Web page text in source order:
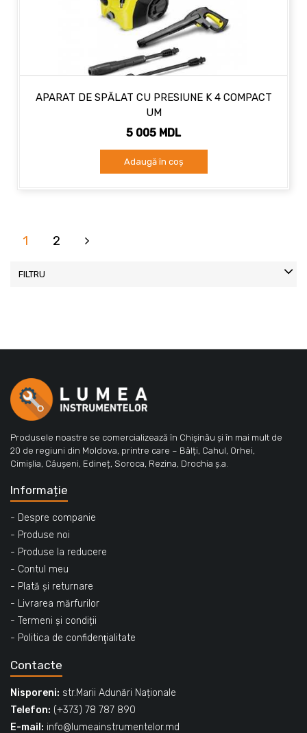
APARAT DE SPĂLAT CU PRESIUNE K 4 COMPACT
UM
5 005 MDL
Adaugă în coș
1 2
FILTRU
Produsele noastre se comercializează în Chișinău și în mai mult de
20 de regiuni din Moldova, printre care – Bălți, Cahul, Orhei,
Cimișlia, Căușeni, Edineț, Soroca, Rezina, Drochia ș.a.
Informație
- Despre companie
- Produse noi
- Produse la reducere
- Contul meu
- Plată și returnare
- Livrarea mărfurilor
- Termeni și condiții
- Politica de confidenţialitate
Contacte
Nisporeni: str.Marii Adunări Naționale
Telefon: (+373) 78 787 890
E-mail: info@lumeainstrumentelor.md